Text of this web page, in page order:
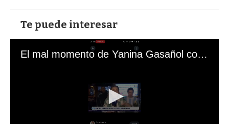
Te puede interesar
El mal momento de Yanina Gasañol con un hincha argentino en "Subrayado"